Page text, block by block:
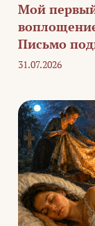
Мой
Письмо
31.07.2026